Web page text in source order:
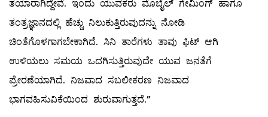
ತಯಾರಾಗಿದ್ದೇವೆ. ಇಂದು ಯುವಕರು ಮೊಬೈಲ್ ಗೇಮಿಂಗ್ ಹಾಗೂ
ತಂತ್ರಜ್ಞಾನದಲ್ಲಿ ಹೆಚ್ಚು ನಿಲುಕುತ್ತಿರುವುದನ್ನು ನೋಡಿ
ಚಿಂತೆಗೊಳಗಾಗಬೇಕಾಗಿದೆ. ಸಿನಿ ತಾರೆಗಳು ತಾವು ಫಿಟ್ ಆಗಿ
ಉಳಿಯಲು ಸಮಯ ಒದಗಿಸುತ್ತಿರುವುದೇ ಯುವ ಜನತೆಗೆ
ಪ್ರೇರಣೆಯಾಗಿದೆ. ನಿಜವಾದ ಸಬಲೀಕರಣ ನಿಜವಾದ
ಭಾಗವಹಿಸುವಿಕೆಯಿಂದ ಶುರುವಾಗುತ್ತದೆ.”